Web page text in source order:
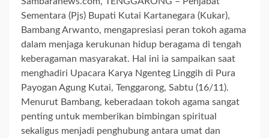
Sementara (Pjs) Bupati Kutai Kartanegara (Kukar),
Bambang Arwanto, mengapresiasi peran tokoh agama
dalam menjaga kerukunan hidup beragama di tengah
keberagaman masyarakat. Hal ini ia sampaikan saat
menghadiri Upacara Karya Ngenteg Linggih di Pura
Payogan Agung Kutai, Tenggarong, Sabtu (16/11).
Menurut Bambang, keberadaan tokoh agama sangat
penting untuk memberikan bimbingan spiritual
sekaligus menjadi penghubung antara umat dan